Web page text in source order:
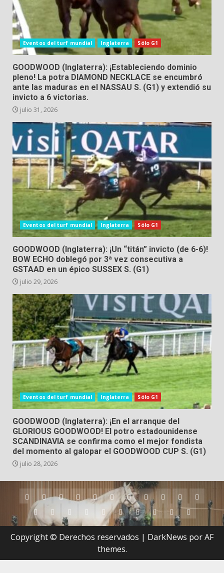
Eventos del turf mundial Inglaterra Sólo G1
GOODWOOD (Inglaterra): ¡Estableciendo dominio
pleno! La potra DIAMOND NECKLACE se encumbró
ante las maduras en el NASSAU S. (G1) y extendió su
invicto a 6 victorias.
julio 31, 2026
Eventos del turf mundial Inglaterra Sólo G1
GOODWOOD (Inglaterra): ¡Un “titán” invicto (de 6-6)!
BOW ECHO doblegó por 3ª vez consecutiva a
GSTAAD en un épico SUSSEX S. (G1)
julio 29, 2026
Eventos del turf mundial Inglaterra Sólo G1
GOODWOOD (Inglaterra): ¡En el arranque del
GLORIOUS GOODWOOD! El potro estadounidense
SCANDINAVIA se confirma como el mejor fondista
del momento al galopar el GOODWOOD CUP S. (G1)
julio 28, 2026
Argentina
AustraliaBrasilChileDubaiEstados
Unidos
Hong
Kong
Inglaterra
IrlandaJapónNueva
Zelanda
PanamáPerú
Puerto
Rico
QatarSingapurSuráfrica
UruguayVenezuelaHipódromos
(Dubai)
Copyright © Derechos reservados | DarkNews por AF
themes.